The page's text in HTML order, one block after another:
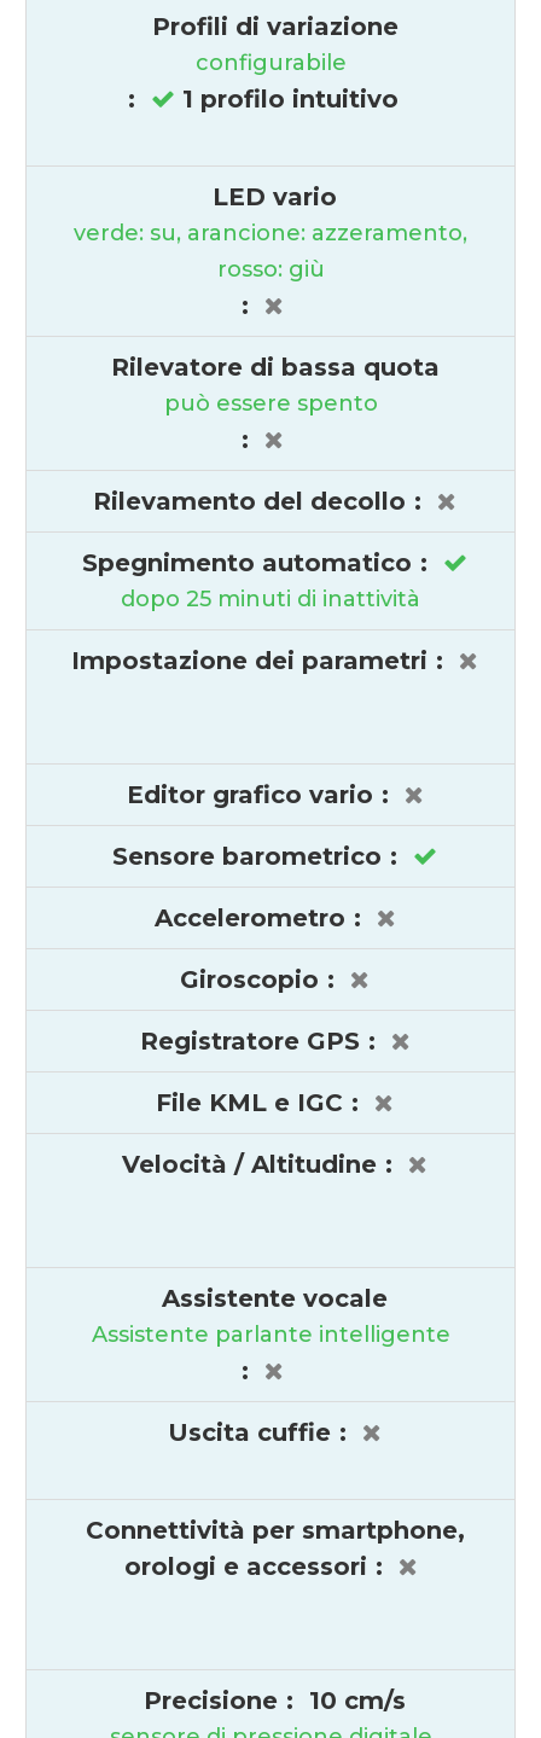
Profili di variazione
configurabile
: 1 profilo intuitivo
LED vario
verde: su, arancione: azzeramento,
rosso: giù
:
Rilevatore di bassa quota
può essere spento
:
Rilevamento del decollo :
Spegnimento automatico :
dopo 25 minuti di inattività
Impostazione dei parametri :
Editor grafico vario :
Sensore barometrico :
Accelerometro :
Giroscopio :
Registratore GPS :
File KML e IGC :
Velocità / Altitudine :
Assistente vocale
Assistente parlante intelligente
:
Uscita cuffie :
Connettività per smartphone,
orologi e accessori :
Precisione : 10 cm/s